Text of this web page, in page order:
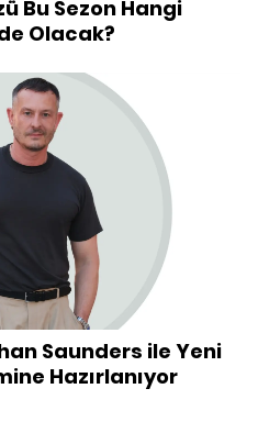
Bu Sezon Hangi
Olacak?
Saunders ile Yeni
Hazırlanıyor